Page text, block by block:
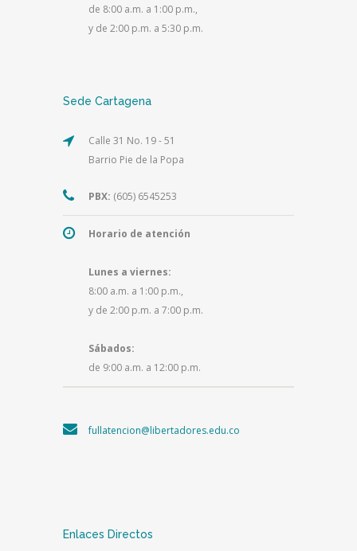
de 8:00 a.m. a 1:00 p.m.,
y de 2:00 p.m. a 5:30 p.m.
Sede Cartagena
Calle 31 No. 19 - 51
Barrio Pie de la Popa
PBX: (605) 6545253
Horario de atención
Lunes a viernes:
8:00 a.m. a 1:00 p.m.,
y de 2:00 p.m. a 7:00 p.m.
Sábados:
de 9:00 a.m. a 12:00 p.m.
fullatencion@libertadores.edu.co
Enlaces Directos